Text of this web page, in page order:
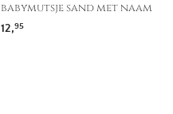
babymutsje sand met naam
12,95